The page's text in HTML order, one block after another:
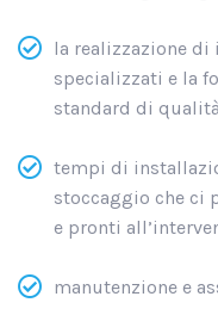
la realizzazione
specializzati e la
standard di
tempi di
stoccaggio che ci
e pronti
manutenzione e